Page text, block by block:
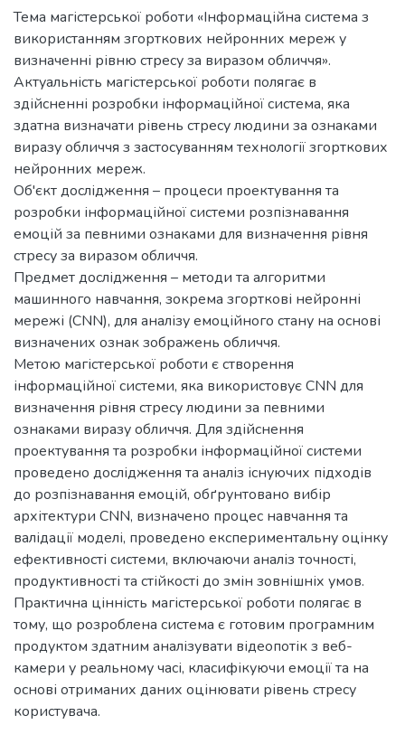
Тема магістерської роботи «Інформаційна система з
використанням згорткових нейронних мереж у
визначенні рівню стресу за виразом обличчя».
Актуальність магістерської роботи полягає в
здійсненні розробки інформаційної система, яка
здатна визначати рівень стресу людини за ознаками
виразу обличчя з застосуванням технології згорткових
нейронних мереж.
Об'єкт дослідження – процеси проектування та
розробки інформаційної системи розпізнавання
емоцій за певними ознаками для визначення рівня
стресу за виразом обличчя.
Предмет дослідження – методи та алгоритми
машинного навчання, зокрема згорткові нейронні
мережі (CNN), для аналізу емоційного стану на основі
визначених ознак зображень обличчя.
Метою магістерської роботи є створення
інформаційної системи, яка використовує CNN для
визначення рівня стресу людини за певними
ознаками виразу обличчя. Для здійснення
проектування та розробки інформаційної системи
проведено дослідження та аналіз існуючих підходів
до розпізнавання емоцій, обґрунтовано вибір
архітектури CNN, визначено процес навчання та
валідації моделі, проведено експериментальну оцінку
ефективності системи, включаючи аналіз точності,
продуктивності та стійкості до змін зовнішніх умов.
Практична цінність магістерської роботи полягає в
тому, що розроблена система є готовим програмним
продуктом здатним аналізувати відеопотік з веб-
камери у реальному часі, класифікуючи емоції та на
основі отриманих даних оцінювати рівень стресу